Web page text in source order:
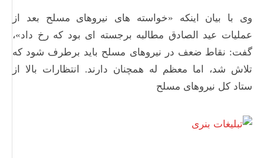
وی با بیان اینکه «خواسته های نیروهای مسلح بعد از
عملیات عید الصادق مطالبه برجسته ای بود که رخ داد»،
گفت: نقاط ضعف در نیروهای مسلح باید برطرف شود که
تلاش شد، اما معظم له همچنان دارند. انتظارات بالا از
ستاد کل نیروهای مسلح